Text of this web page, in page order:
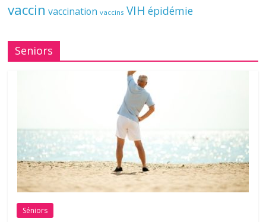
vaccin vaccination vaccins VIH épidémie
Seniors
Séniors